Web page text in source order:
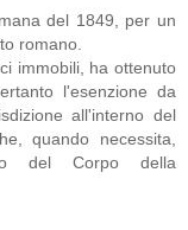
del 1849, per un
romano.
immobili, ha ottenuto
l'esenzione da
all'interno del
quando necessita,
del Corpo della